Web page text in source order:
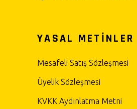
YASAL METİNLER
Mesafeli Satış Sözleşmesi
Üyelik Sözleşmesi
KVKK Aydınlatma Metni